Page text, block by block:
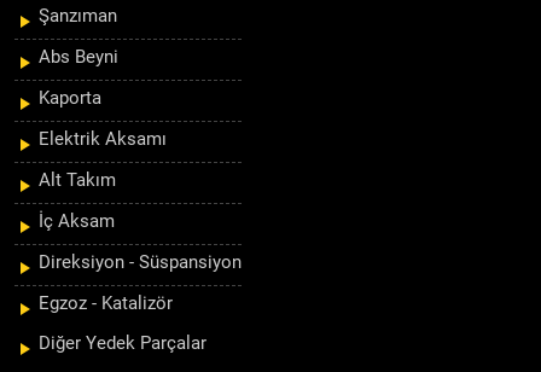
Şanzıman
Abs Beyni
Kaporta
Elektrik Aksamı
Alt Takım
İç Aksam
Direksiyon - Süspansiyon
Egzoz - Katalizör
Diğer Yedek Parçalar